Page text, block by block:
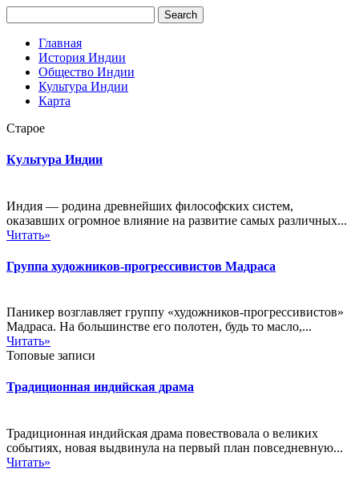
Главная
История Индии
Общество Индии
Культура Индии
Карта
Старое
Культура Индии
Индия — родина древнейших философских систем,
оказавших огромное влияние на развитие самых различных...
Читать»
Группа художников-прогрессивистов Мадраса
Паникер возглавляет группу «художников-прогрессивистов»
Мадраса. На большинстве его полотен, будь то масло,...
Читать»
Топовые записи
Традиционная индийская драма
Традиционная индийская драма повествовала о великих
событиях, новая выдвинула на первый план повседневную...
Читать»